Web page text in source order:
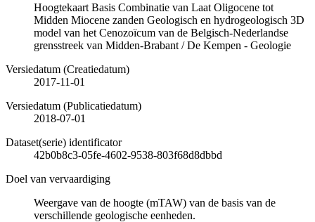
Hoogtekaart Basis Combinatie van Laat Oligocene tot
Midden Miocene zanden Geologisch en hydrogeologisch 3D
model van het Cenozoïcum van de Belgisch-Nederlandse
grensstreek van Midden-Brabant / De Kempen - Geologie
Versiedatum (Creatiedatum)
2017-11-01
Versiedatum (Publicatiedatum)
2018-07-01
Dataset(serie) identificator
42b0b8c3-05fe-4602-9538-803f68d8dbbd
Doel van vervaardiging
Weergave van de hoogte (mTAW) van de basis van de
verschillende geologische eenheden.